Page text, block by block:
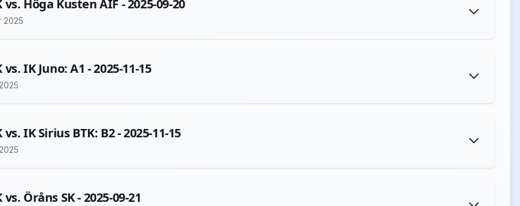
vs. Höga Kusten AIF - 2025-09-20
2025
IK Juno: A1 - 2025-11-15
IK Sirius BTK: B2 - 2025-11-15
Öråns SK - 2025-09-21